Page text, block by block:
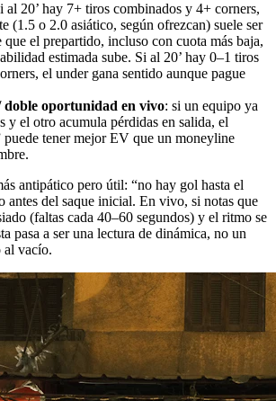
al 20’ hay 7+ tiros combinados y 4+ corners,
(1.5 o 2.0 asiático, según ofrezcan) suele ser
que el prepartido, incluso con cuota más baja,
estimada sube. Si al 20’ hay 0–1 tiros
el under gana sentido aunque pague
doble oportunidad en vivo: si un equipo ya
y el otro acumula pérdidas en salida, el
puede tener mejor EV que un moneyline
antipático pero útil: “no hay gol hasta el
antes del saque inicial. En vivo, si notas que
(faltas cada 40–60 segundos) y el ritmo se
pasa a ser una lectura de dinámica, no un
al vacío.